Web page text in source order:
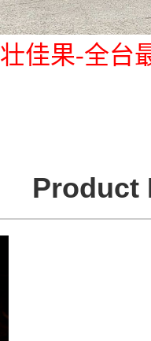
壮佳果-全台
Product